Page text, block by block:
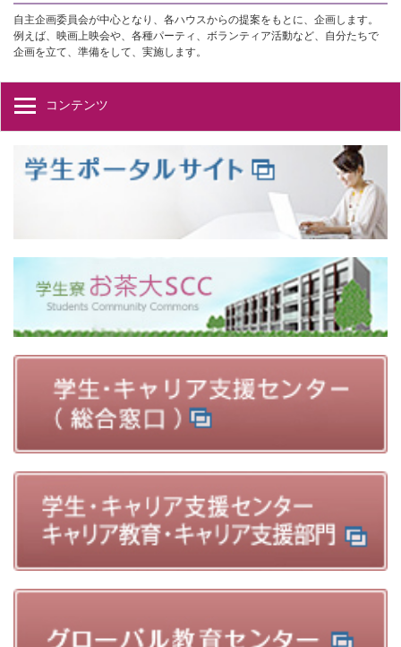
自主企画委員会が中心となり、各ハウスからの提案をもとに、企画します。
例えば、映画上映会や、各種パーティ、ボランティア活動など、自分たちで
企画を立て、準備をして、実施します。
コンテンツ